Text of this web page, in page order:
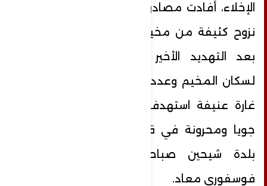
الإخلاء، أفادت مصادر محلية بوجود حركة
نزوح كثيفة من مخيم الرشيدية في صور
بعد التهديد الأخير الذي اصدره العدو
لسكان المخيم وعدد من القرى الجنوبية.
غارة عنيفة استهدفت ايضاً منطقة بين
جويا ومحرونة في قضاء صور، وتعرضت
بلدة شيحين صباحا لقصف مدفعي
فوسفوري معاد.